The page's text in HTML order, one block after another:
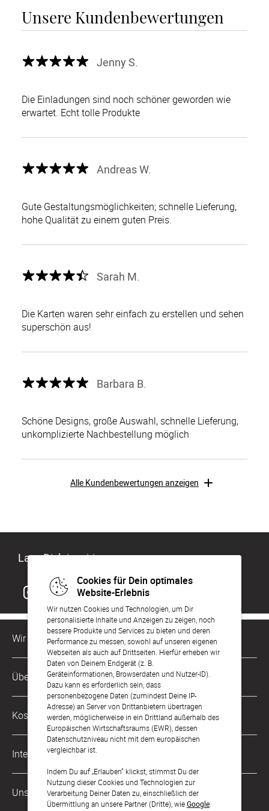
Cookies für Dein optimales
Website-Erlebnis
Wir nutzen Cookies und Technologien, um Dir
personalisierte Inhalte und Anzeigen zu zeigen, noch
bessere Produkte und Services zu bieten und deren
Performance zu messen, sowohl auf unseren eigenen
Webseiten als auch auf Drittseiten. Hierfür erheben wir
Daten von Deinem Endgerät (z. B.
Geräteinformationen, Browserdaten und Nutzer-ID).
Dazu kann es erforderlich sein, dass
personenbezogene Daten (zumindest Deine IP-
Adresse) an Server von Drittanbietern übertragen
werden, möglicherweise in ein Drittland außerhalb des
Europäischen Wirtschaftsraums (EWR), dessen
Datenschutzniveau nicht mit dem europäischen
vergleichbar ist.
Indem Du auf „Erlauben“ klickst, stimmst Du der
Nutzung dieser Cookies und Technologien zur
Verarbeitung Deiner Daten zu, einschließlich der
Übermittlung an unsere Partner (Dritte), wieGoogle
Unsere Kundenbewertungen
Jenny S.
Die Einladungen sind noch schöner geworden wie
erwartet. Echt tolle Produkte
Andreas W.
Gute Gestaltungsmöglichkeiten; schnelle Lieferung,
hohe Qualität zu einem guten Preis.
Sarah M.
Die Karten waren sehr einfach zu erstellen und sehen
superschön aus!
Barbara B.
Schöne Designs, große Auswahl, schnelle Lieferung,
unkomplizierte Nachbestellung möglich
Alle Kundenbewertungen anzeigen
Lass Dich inspirieren
Wir sind für Dich da
Kundenservice-Hotline
0221 956 725 10
Mo. - Fr. von 9 bis 17 Uhr
kontakt@sendmoments.de
Über Uns
Philosophie
Karriere
Impressum
AGB & Widerrufsrecht
Zahlung & Versand
Kostenlose Services
Musterkarten
Digitale Fotoalben
Digitale Gästelisten
International
Österreich
Schweiz
Unsere Zahlungsarten